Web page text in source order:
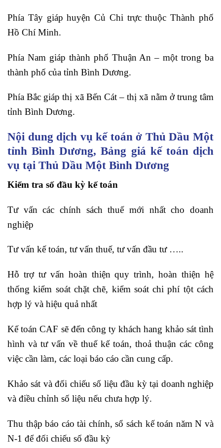
Phía Tây giáp huyện Củ Chi trực thuộc Thành phố
Hồ Chí Minh.
Phía Nam giáp thành phố Thuận An – một trong ba
thành phố của tỉnh Bình Dương.
Phía Bắc giáp thị xã Bến Cát – thị xã nằm ở trung tâm
tỉnh Bình Dương.
Nội dung dịch vụ kế toán ở Thủ Dầu Một
tỉnh Bình Dương, Bảng giá kế toán dịch
vụ tại Thủ Dầu Một Bình Dương
Kiểm tra số đầu kỳ kế toán
Tư vấn các chính sách thuế mới nhất cho doanh
nghiệp
Tư vấn kế toán, tư vấn thuế, tư vấn đầu tư …..
Hỗ trợ tư vấn hoàn thiện quy trình, hoàn thiện hệ
thống kiểm soát chặt chẽ, kiểm soát chi phí tột cách
hợp lý và hiệu quả nhất
Kế toán CAF sẽ đến công ty khách hang khảo sát tình
hình và tư vấn về thuế kế toán, thoả thuận các công
việc cần làm, các loại báo cáo cần cung cấp.
Khảo sát và đối chiếu số liệu đầu kỳ tại doanh nghiệp
và điều chỉnh số liệu nếu chưa hợp lý.
Thu thập báo cáo tài chính, sổ sách kế toán năm N và
N-1 để đối chiếu số đầu kỳ